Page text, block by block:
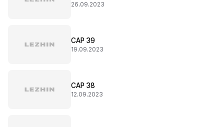
26.09.2023
CAP 39
19.09.2023
CAP 38
12.09.2023